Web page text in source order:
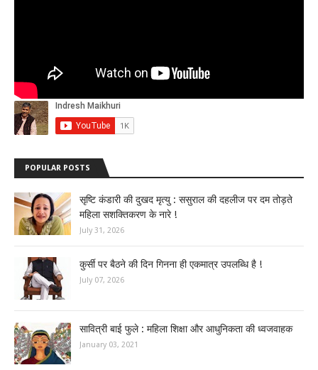
POPULAR POSTS
सृष्टि कंडारी की दुखद मृत्यु : ससुराल की दहलीज पर दम तोड़ते
महिला सशक्तिकरण के नारे !
July 31, 2026
कुर्सी पर बैठने की दिन गिनना ही एकमात्र उपलब्धि है !
July 07, 2026
सावित्री बाई फुले : महिला शिक्षा और आधुनिकता की ध्वजवाहक
January 03, 2021